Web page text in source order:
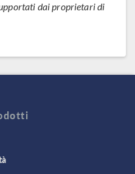
dai proprietari di